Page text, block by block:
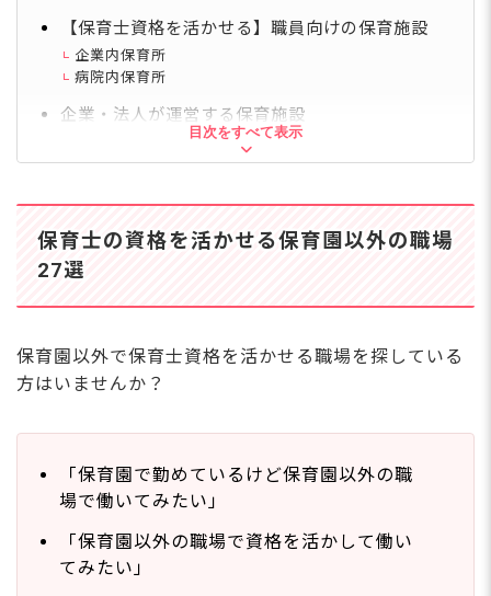
【保育士資格を活かせる】職員向けの保育施設
企業内保育所
病院内保育所
企業・法人が運営する保育施設
幼児教室
【保育士資格を活かせる】子どものための事業・
施設
保育園運営会社（内勤）
写真館のスタッフ
子ども服・玩具の販売員
認定こども園
認可外保育園
病児保育室
【保育士資格を活かせる】在宅・訪問保育施設
目次をすべて表示
保育士の資格を活かせる保育園以外の職場
27選
保育園以外で保育士資格を活かせる職場を探している
方はいませんか？
「保育園で勤めているけど保育園以外の職
場で働いてみたい」
「保育園以外の職場で資格を活かして働い
てみたい」